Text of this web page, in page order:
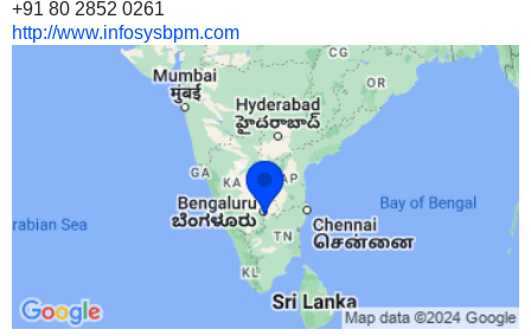
+91 80 2852 0261
http://www.infosysbpm.com